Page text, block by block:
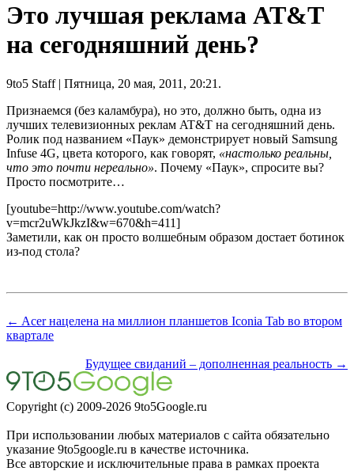
Это лучшая реклама AT&T
на сегодняшний день?
9to5 Staff| Пятница, 20 мая, 2011, 20:21.
Признаемся (без каламбура), но это, должно быть, одна из
лучших телевизионных реклам AT&T на сегодняшний день.
Ролик под названием «Паук» демонстрирует новый Samsung
Infuse 4G, цвета которого, как говорят, «настолько реальны,
что это почти нереально». Почему «Паук», спросите вы?
Просто посмотрите…
[youtube=http://www.youtube.com/watch?
v=mcr2uWkJkzI&w=670&h=411]
Заметили, как он просто волшебным образом достает ботинок
из-под стола?
← Acer нацелена на миллион планшетов Iconia Tab во втором
квартале
Будущее свиданий – дополненная реальность →
Copyright (c) 2009-2026 9to5Google.ru
При использовании любых материалов с сайта обязательно
указание 9to5google.ru в качестве источника.
Все авторские и исключительные права в рамках проекта